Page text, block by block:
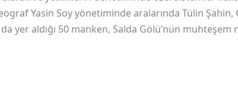
Yasin Soy yönetiminde aralarında Tülin Şahin,
yer aldığı 50 manken, Salda Gölü’nün